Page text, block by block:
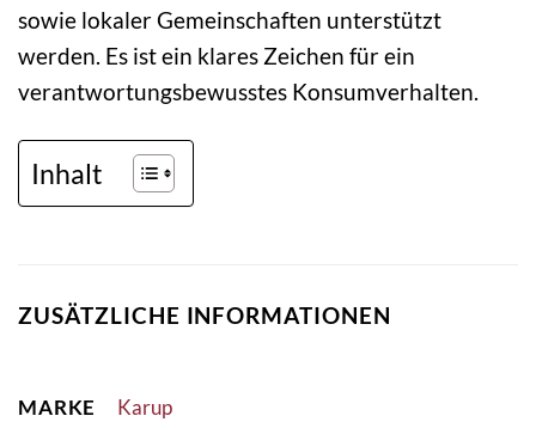
sowie lokaler Gemeinschaften unterstützt
werden. Es ist ein klares Zeichen für ein
verantwortungsbewusstes Konsumverhalten.
Inhalt
ZUSÄTZLICHE INFORMATIONEN
MARKE Karup